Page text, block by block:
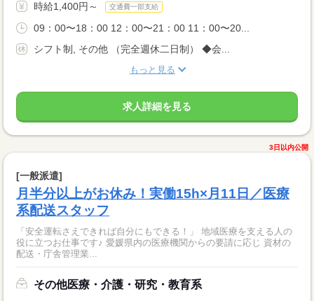
時給1,400円～ 交通費一部支給
09：00〜18：00 12：00〜21：00 11：00〜20...
シフト制, その他 （完全週休二日制） ◆会...
もっと見る
求人詳細を見る
3日以内公開
[一般派遣]
月半分以上がお休み！実働15h×月11日／医療
系配送スタッフ
「安全運転さえできれば自分にもできる！」 地域医療を支える人の
役に立つお仕事です♪ 愛媛県内の医療機関からの要請に応じ 資材の
配送・庁舎管理業...
その他医療・介護・研究・教育系